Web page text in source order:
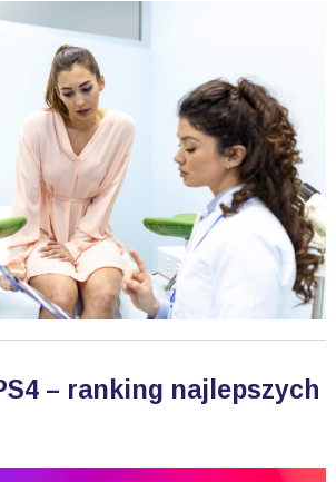
– ranking najlepszych